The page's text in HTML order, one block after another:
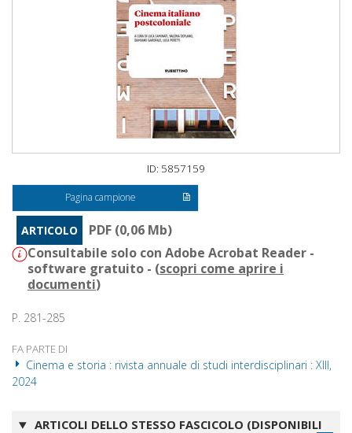
ID: 5857159
Pagina campione
ARTICOLO
PDF (0,06 Mb)
Consultabile solo con Adobe Acrobat Reader -
software gratuito - (scopri come aprire i
documenti)
P. 281-285
FA PARTE DI
Cinema e storia : rivista annuale di studi interdisciplinari : XIII,
2024
ARTICOLI DELLO STESSO FASCICOLO (DISPONIBILI